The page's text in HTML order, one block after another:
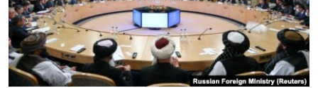
'کووید-۱۹'
تماس
صفحه پشتو